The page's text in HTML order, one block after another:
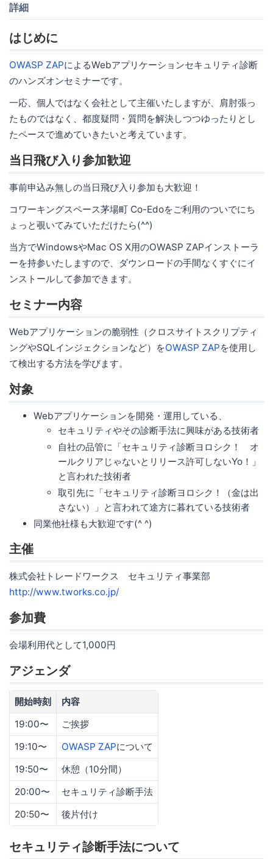
詳細
はじめに
OWASP ZAPによるWebアプリケーションセキュリティ診断
のハンズオンセミナーです。
一応、個人ではなく会社として主催いたしますが、肩肘張っ
たものではなく、都度疑問・質問を解決しつつゆったりとし
たペースで進めていきたいと考えています。
当日飛び入り参加歓迎
事前申込み無しの当日飛び入り参加も大歓迎！
コワーキングスペース茅場町 Co-Edoをご利用のついでにち
ょっと覗いてみていただけたら(^^)
当方でWindowsやMac OS X用のOWASP ZAPインストーラ
ーを持参いたしますので、ダウンロードの手間なくすぐにイ
ンストールして参加できます。
セミナー内容
Webアプリケーションの脆弱性（クロスサイトスクリプティ
ングやSQLインジェクションなど）をOWASP ZAPを使用し
て検出する方法を学びます。
対象
Webアプリケーションを開発・運用している、
セキュリティやその診断手法に興味がある技術者
自社の品管に「セキュリティ診断ヨロシク！ オ
ールクリアじゃないとリリース許可しないYo！」
と言われた技術者
取引先に「セキュリティ診断ヨロシク！（金は出
さない）」と言われて途方に暮れている技術者
同業他社様も大歓迎です(^ ^)
主催
株式会社トレードワークス セキュリティ事業部
http://www.tworks.co.jp/
参加費
会場利用代として1,000円
アジェンダ
開始時刻
内容
19:00〜
ご挨拶
19:10〜
OWASP ZAPについて
19:50〜
休憩（10分間）
20:00〜
セキュリティ診断手法
20:50〜
後片付け
セキュリティ診断手法について